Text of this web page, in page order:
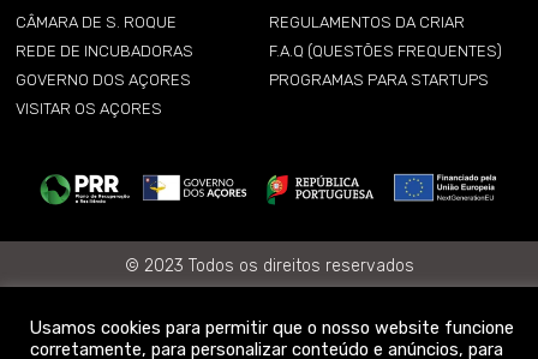
CÂMARA DE S. ROQUE
REDE DE INCUBADORAS
GOVERNO DOS AÇORES
VISITAR OS AÇORES
REGULAMENTOS DA CRIAR
F.A.Q (QUESTÕES FREQUENTES)
PROGRAMAS PARA STARTUPS
© 2023 Todos os direitos reservados
Usamos cookies para permitir que o nosso website funcione
corretamente, para personalizar conteúdo e anúncios, para